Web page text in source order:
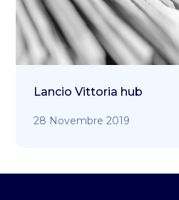
Lancio Vittoria hub
28 Novembre 2019